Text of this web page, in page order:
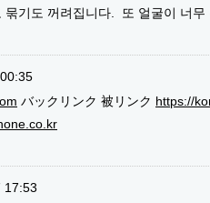
묶기도 꺼려집니다. 또 얼굴이 너
バックリンク 被リンク https://
17:53